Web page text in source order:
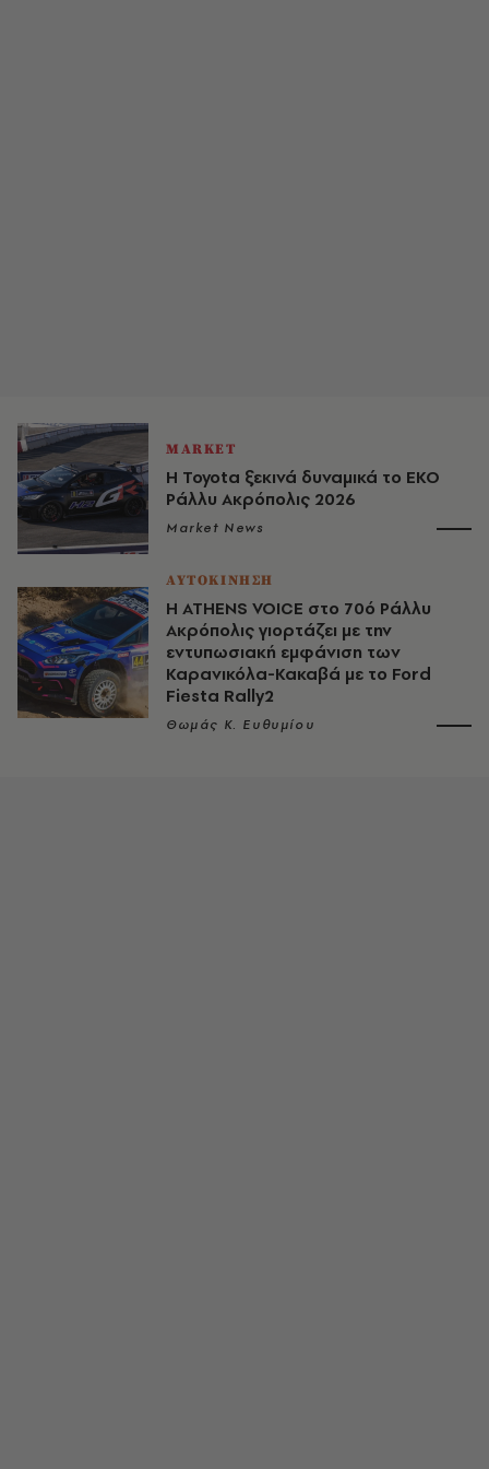
MARKET
Η Toyota ξεκινά δυναμικά το ΕΚΟ
Ράλλυ Ακρόπολις 2026
Market News
ΑΥΤΟΚΙΝΗΣΗ
H ATHENS VOICE στο 70ό Ράλλυ
Ακρόπολις γιορτάζει με την
εντυπωσιακή εμφάνιση των
Καρανικόλα-Κακαβά με το Ford
Fiesta Rally2
Θωμάς K. Ευθυμίου